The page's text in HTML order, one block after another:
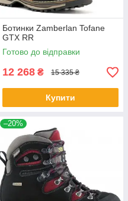
Ботинки Zamberlan Tofane
GTX RR
Готово до відправки
12 268 ₴ 15 335 ₴
Купити
–20%